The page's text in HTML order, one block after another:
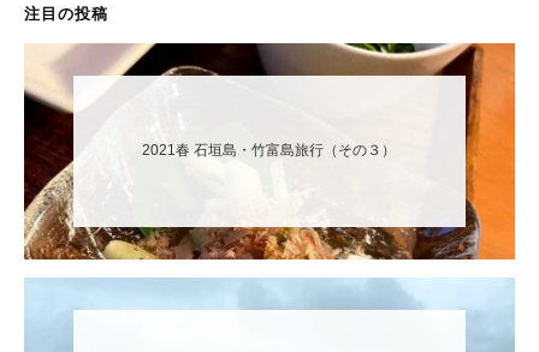
注目の投稿
2021春 石垣島・竹富島旅行（その３）